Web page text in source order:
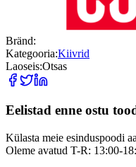
Bränd:
Kategooria:Kiivrid
Laoseis:Otsas
Eelistad enne ostu
Külasta meie esinduspoodi
Oleme avatud T-R: 13:00-